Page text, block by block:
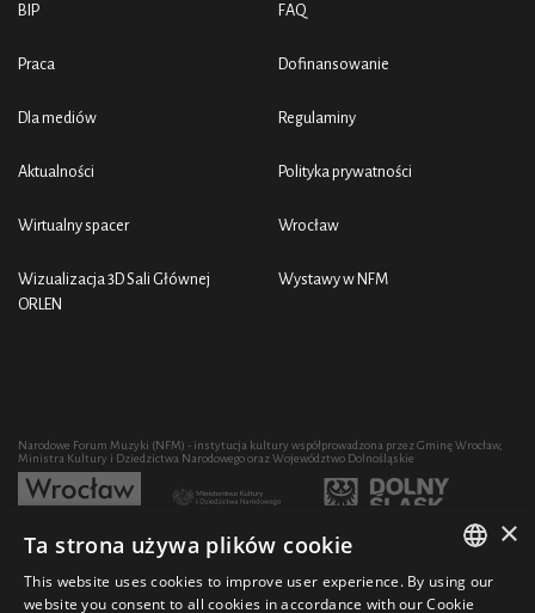
BIP
Praca
Dla mediów
Aktualności
Wirtualny spacer
Wizualizacja 3D Sali Głównej
ORLEN
FAQ
Dofinansowanie
Regulaminy
Polityka prywatności
Wrocław
Wystawy w NFM
Narodowe Forum Muzyki (NFM) - instytucja kultury współprowadzona przez Gminę Wrocław,
Ministra Kultury i Dziedzictwa Narodowego oraz Województwo Dolnośląskie
Rozwój działalności artystycznej i edukacyjnej NFM poprzez zakup sprzętu współfinansowany
POLISH
×
Ta strona używa plików cookie
This website uses cookies to improve user experience. By using our
website you consent to all cookies in accordance with our Cookie